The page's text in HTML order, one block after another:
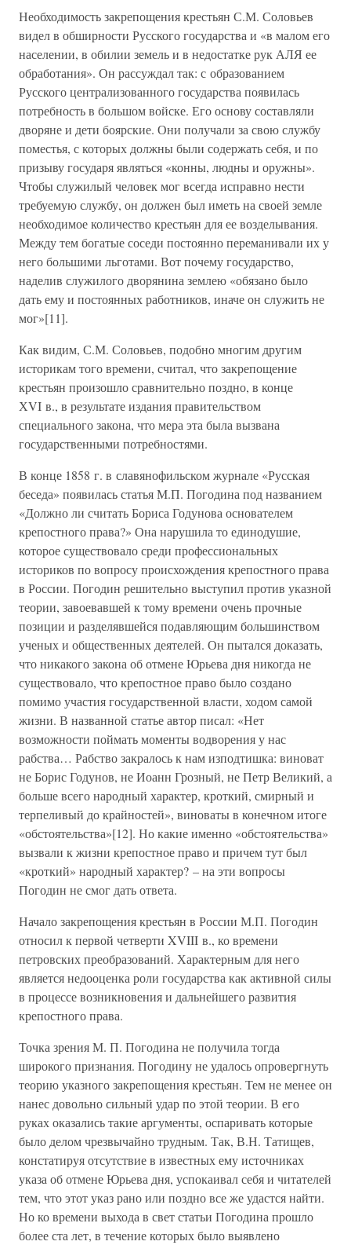
Необходимость закрепощения крестьян С.М. Соловьев
видел в обширности Русского государства и «в малом его
населении, в обилии земель и в недостатке рук АЛЯ ее
обработания». Он рассуждал так: с образованием
Русского централизованного государства появилась
потребность в большом войске. Его основу составляли
дворяне и дети боярские. Они получали за свою службу
поместья, с которых должны были содержать себя, и по
призыву государя являться «конны, людны и оружны».
Чтобы служилый человек мог всегда исправно нести
требуемую службу, он должен был иметь на своей земле
необходимое количество крестьян для ее возделывания.
Между тем богатые соседи постоянно переманивали их у
него большими льготами. Вот почему государство,
наделив служилого дворянина землею «обязано было
дать ему и постоянных работников, иначе он служить не
мог»[11].
Как видим, С.М. Соловьев, подобно многим другим
историкам того времени, считал, что закрепощение
крестьян произошло сравнительно поздно, в конце
ХVI в., в результате издания правительством
специального закона, что мера эта была вызвана
государственными потребностями.
В конце 1858 г. в славянофильском журнале «Русская
беседа» появилась статья М.П. Погодина под названием
«Должно ли считать Бориса Годунова основателем
крепостного права?» Она нарушила то единодушие,
которое существовало среди профессиональных
историков по вопросу происхождения крепостного права
в России. Погодин решительно выступил против указной
теории, завоевавшей к тому времени очень прочные
позиции и разделявшейся подавляющим большинством
ученых и общественных деятелей. Он пытался доказать,
что никакого закона об отмене Юрьева дня никогда не
существовало, что крепостное право было создано
помимо участия государственной власти, ходом самой
жизни. В названной статье автор писал: «Нет
возможности поймать моменты водворения у нас
рабства… Рабство закралось к нам изподтишка: виноват
не Борис Годунов, не Иоанн Грозный, не Петр Великий, а
больше всего народный характер, кроткий, смирный и
терпеливый до крайностей», виноваты в конечном итоге
«обстоятельства»[12]. Но какие именно «обстоятельства»
вызвали к жизни крепостное право и причем тут был
«кроткий» народный характер? – на эти вопросы
Погодин не смог дать ответа.
Начало закрепощения крестьян в России М.П. Погодин
относил к первой четверти XVIII в., ко времени
петровских преобразований. Характерным для него
является недооценка роли государства как активной силы
в процессе возникновения и дальнейшего развития
крепостного права.
Точка зрения М. П. Погодина не получила тогда
широкого признания. Погодину не удалось опровергнуть
теорию указного закрепощения крестьян. Тем не менее он
нанес довольно сильный удар по этой теории. В его
руках оказались такие аргументы, оспаривать которые
было делом чрезвычайно трудным. Так, В.Н. Татищев,
констатируя отсутствие в известных ему источниках
указа об отмене Юрьева дня, успокаивал себя и читателей
тем, что этот указ рано или поздно все же удастся найти.
Но ко времени выхода в свет статьи Погодина прошло
более ста лет, в течение которых было выявлено